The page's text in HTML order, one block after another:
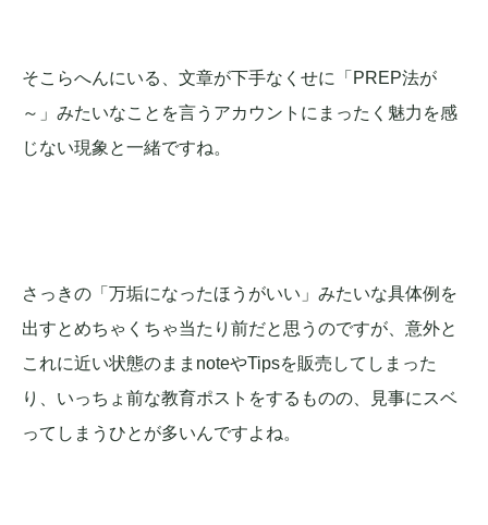
そこらへんにいる、文章が下手なくせに「PREP法が
～」みたいなことを言うアカウントにまったく魅力を感
じない現象と一緒ですね。
さっきの「万垢になったほうがいい」みたいな具体例を
出すとめちゃくちゃ当たり前だと思うのですが、意外と
これに近い状態のままnoteやTipsを販売してしまった
り、いっちょ前な教育ポストをするものの、見事にスベ
ってしまうひとが多いんですよね。